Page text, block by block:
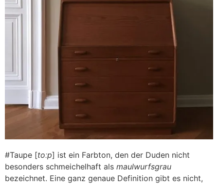
#Taupe [toːp] ist ein Farbton, den der Duden nicht
besonders schmeichelhaft als maulwurfsgrau
bezeichnet. Eine ganz genaue Definition gibt es nicht,